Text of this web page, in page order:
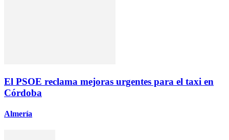
El PSOE reclama mejoras urgentes para el taxi en
Córdoba
Almería